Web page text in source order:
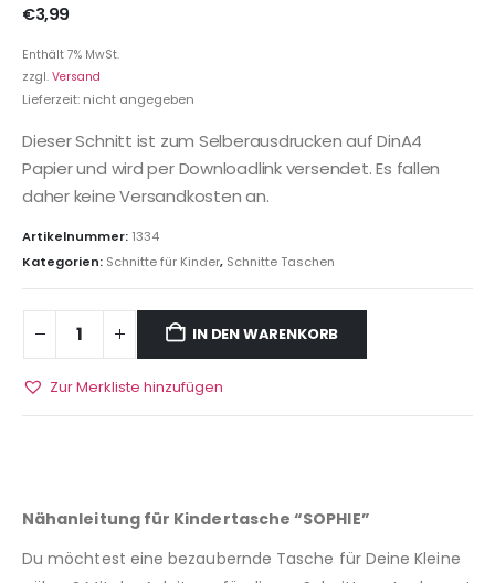
€3,99
Enthält 7% MwSt.
zzgl. Versand
Lieferzeit: nicht angegeben
Dieser Schnitt ist zum Selberausdrucken auf DinA4
Papier und wird per Downloadlink versendet. Es fallen
daher keine Versandkosten an.
Artikelnummer: 1334
Kategorien: Schnitte für Kinder, Schnitte Taschen
IN DEN WARENKORB
Zur Merkliste hinzufügen
Nähanleitung für Kindertasche “SOPHIE”
Du möchtest eine bezaubernde Tasche für Deine Kleine